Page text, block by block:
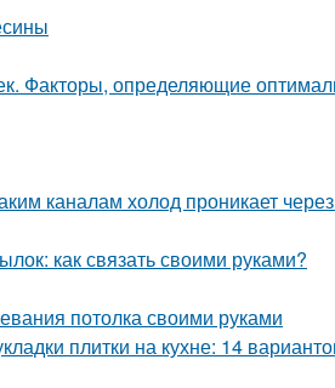
Факторы, определяющие
каналам холод проникает
как связать своими руками?
потолка своими руками
плитки на кухне: 14